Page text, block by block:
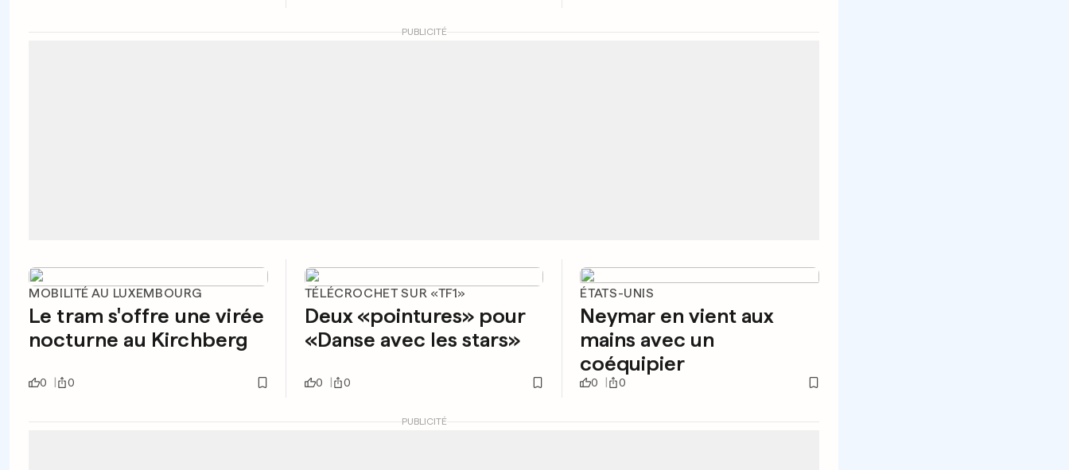
PUBLICITÉ
MOBILITÉ AU LUXEMBOURG
Le tram s'offre une virée
nocturne au Kirchberg
0 0
TÉLÉCROCHET SUR «TF1»
Deux «pointures» pour
«Danse avec les stars»
0 0
ÉTATS-UNIS
Neymar en vient aux
mains avec un
coéquipier
0 0
PUBLICITÉ